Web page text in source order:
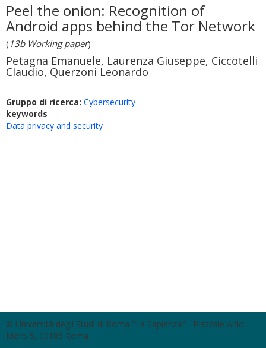
Peel the onion: Recognition of
Android apps behind the Tor Network
( 13b Working paper)
Petagna Emanuele, Laurenza Giuseppe, Ciccotelli
Claudio, Querzoni Leonardo
Gruppo di ricerca: Cybersecurity
keywords
Data privacy and security
© Università degli Studi di Roma "La Sapienza" - Piazzale Aldo
Moro 5, 00185 Roma